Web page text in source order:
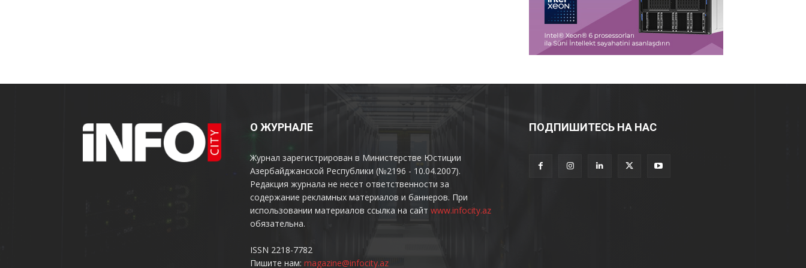
О ЖУРНАЛЕ
Журнал зарегистрирован в Министерстве Юстиции
Азербайджанской Республики (№2196 - 10.04.2007).
Редакция журнала не несет ответственности за
содержание рекламных материалов и баннеров. При
использовании материалов ссылка на сайт www.infocity.az
обязательна.
ISSN 2218-7782
Пишите нам: magazine@infocity.az
ПОДПИШИТЕСЬ НА НАС